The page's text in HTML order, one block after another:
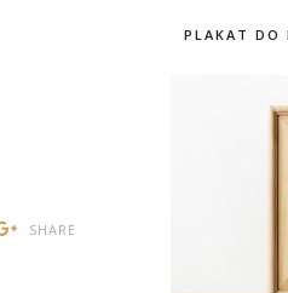
SHARE
PLAKAT DO